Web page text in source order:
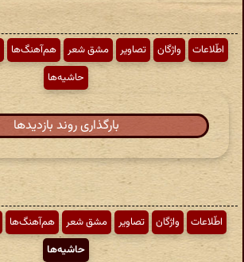
اطّلاعات واژگان تصاویر مشق شعر هم‌آهنگ‌ها
حاشیه‌ها
بارگذاری روند بازدیدها
اطّلاعات واژگان تصاویر مشق شعر هم‌آهنگ‌ها
حاشیه‌ها